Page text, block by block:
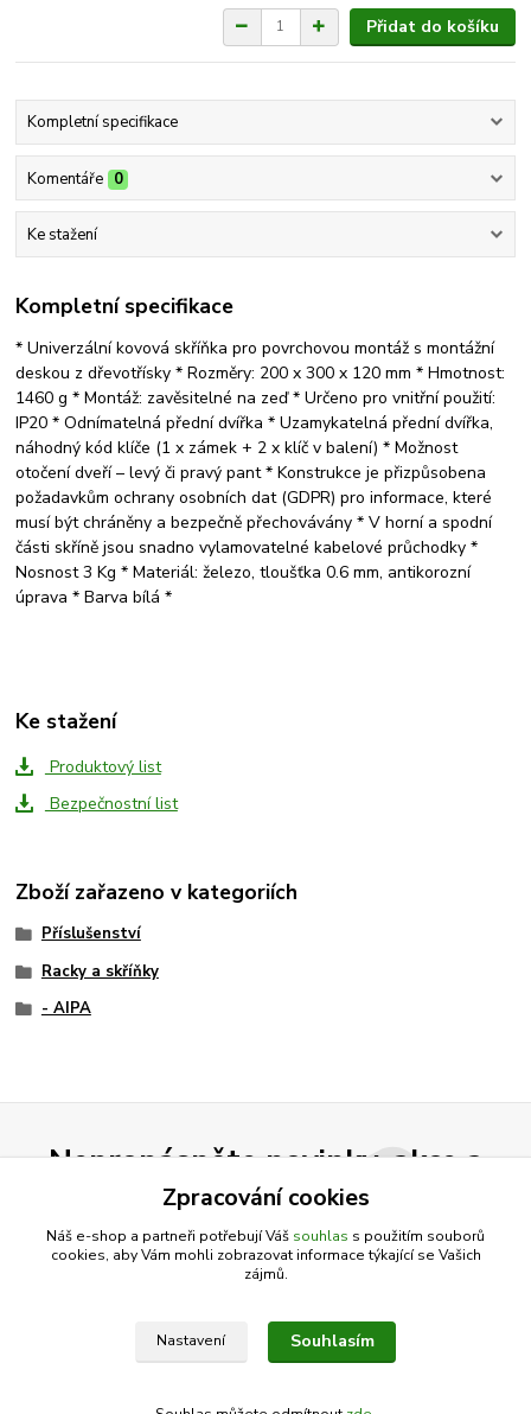
Přidat do košíku
Kompletní specifikace
Komentáře 0
Ke stažení
Kompletní specifikace
* Univerzální kovová skříňka pro povrchovou montáž s montážní
deskou z dřevotřísky * Rozměry: 200 x 300 x 120 mm * Hmotnost:
1460 g * Montáž: zavěsitelné na zeď * Určeno pro vnitřní použití:
IP20 * Odnímatelná přední dvířka * Uzamykatelná přední dvířka,
náhodný kód klíče (1 x zámek + 2 x klíč v balení) * Možnost
otočení dveří – levý či pravý pant * Konstrukce je přizpůsobena
požadavkům ochrany osobních dat (GDPR) pro informace, které
musí být chráněny a bezpečně přechovávány * V horní a spodní
části skříně jsou snadno vylamovatelné kabelové průchodky *
Nosnost 3 Kg * Materiál: železo, tloušťka 0.6 mm, antikorozní
úprava * Barva bílá *
Ke stažení
Produktový list
Bezpečnostní list
Zboží zařazeno v kategoriích
Příslušenství
Racky a skříňky
- AIPA
Nepropásněte novinky, akce a
slevy!
zpracováním osobních údajůza účelem rozesílky newsletteru.
Můžete se kdykoli odhlásit. Zasíláme jednou za 14 dní.
Zpracování cookies
Náš e-shop a partneři potřebují Váš souhlas s použitím souborů
cookies, aby Vám mohli zobrazovat informace týkající se Vašich
zájmů.
Nastavení Souhlasím